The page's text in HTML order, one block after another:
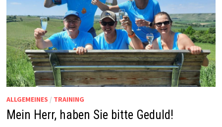
ALLGEMEINES / TRAINING
Mein Herr, haben Sie bitte Geduld!